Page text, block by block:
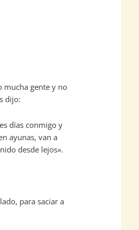
mucha gente y no
dijo:
días conmigo y
ayunas, van a
desde lejos».
para saciar a